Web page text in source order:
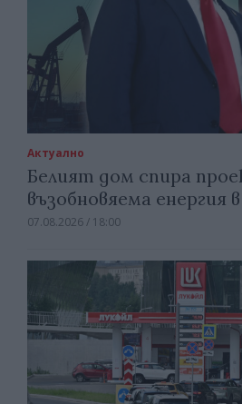
Актуално
Белият дом спира
възобновяема енергия
07.08.2026 / 18:00